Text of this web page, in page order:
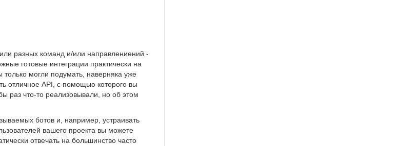
разных команд и/или направлениений -
готовые интеграции практически на
могли подумать, наверняка уже
отличное API, с помощью которого вы
раз что-то реализовывали, но об этом
ботов и, например, устраивать
вашего проекта вы можете
отвечать на большинство часто